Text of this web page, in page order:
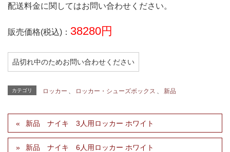
配送料金に関してはお問い合わせください。
販売価格(税込)： 38280円
品切れ中のためお問い合わせください
カテゴリ ロッカー 、 ロッカー・シューズボックス 、 新品
新品 ナイキ 3人用ロッカー ホワイト
新品 ナイキ 6人用ロッカー ホワイト